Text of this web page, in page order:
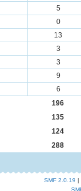
5
0
13
3
3
9
6
196
135
124
288
SMF 2.0.19 |